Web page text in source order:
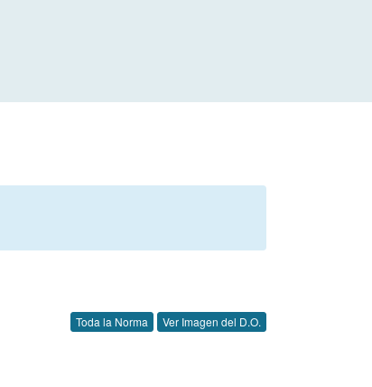
Toda la Norma Ver Imagen del D.O.